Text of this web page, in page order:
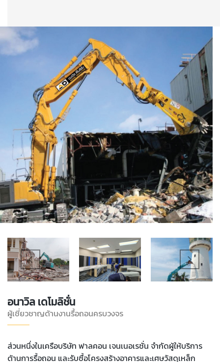
อนาวิล เดโมลิชั่น
ผู้เชี่ยวชาญด้านงานรื้อถอนครบวงจร
ส่วนหนึ่งในเครือบริษัท ฟาลคอน เจนเนอเรชั่น จำกัดผู้ให้บริการ
ด้านการรื้อถอน และรับซื้อโครงสร้างอาคารและเศษวัสดุเหล็ก